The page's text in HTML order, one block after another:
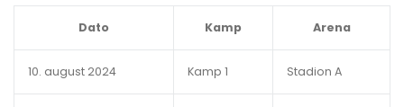
Dato Kamp Arena
10. august 2024 Kamp 1 Stadion A